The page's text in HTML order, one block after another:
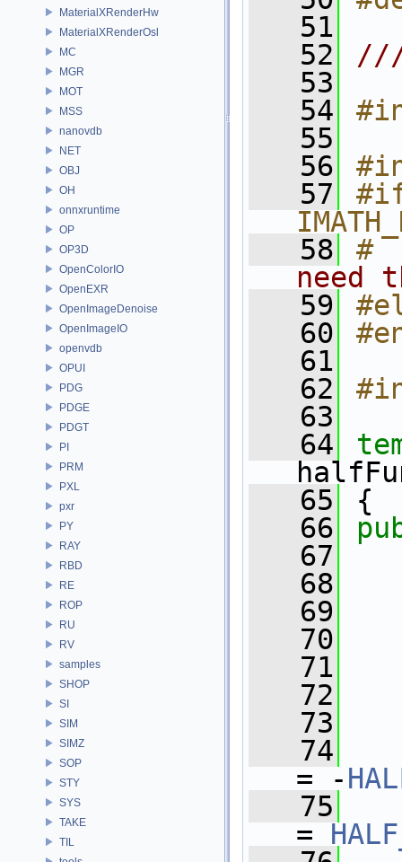
MaterialXRenderHw
MaterialXRenderOsl
MC
MGR
MOT
MSS
nanovdb
NET
OBJ
OH
onnxruntime
OP
OP3D
OpenColorIO
OpenEXR
OpenImageDenoise
OpenImageIO
openvdb
OPUI
PDG
PDGE
PDGT
PI
PRM
PXL
pxr
PY
RAY
RBD
RE
ROP
RU
RV
samples
SHOP
SI
SIM
SIMZ
SOP
STY
SYS
TAKE
TIL
   51
   52
///
   53
   54
   55
   56
   57
   58
#
need
   59
   60
   61
   62
   63
   64
   65
{
   66
   67
   68
   69
   70
   71
   72
   73
   74
= -
   75
=